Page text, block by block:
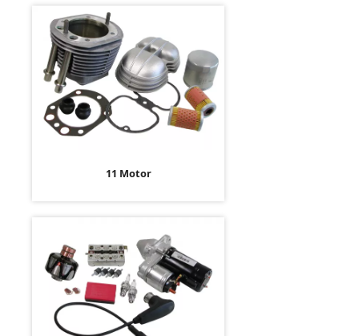
11 Motor